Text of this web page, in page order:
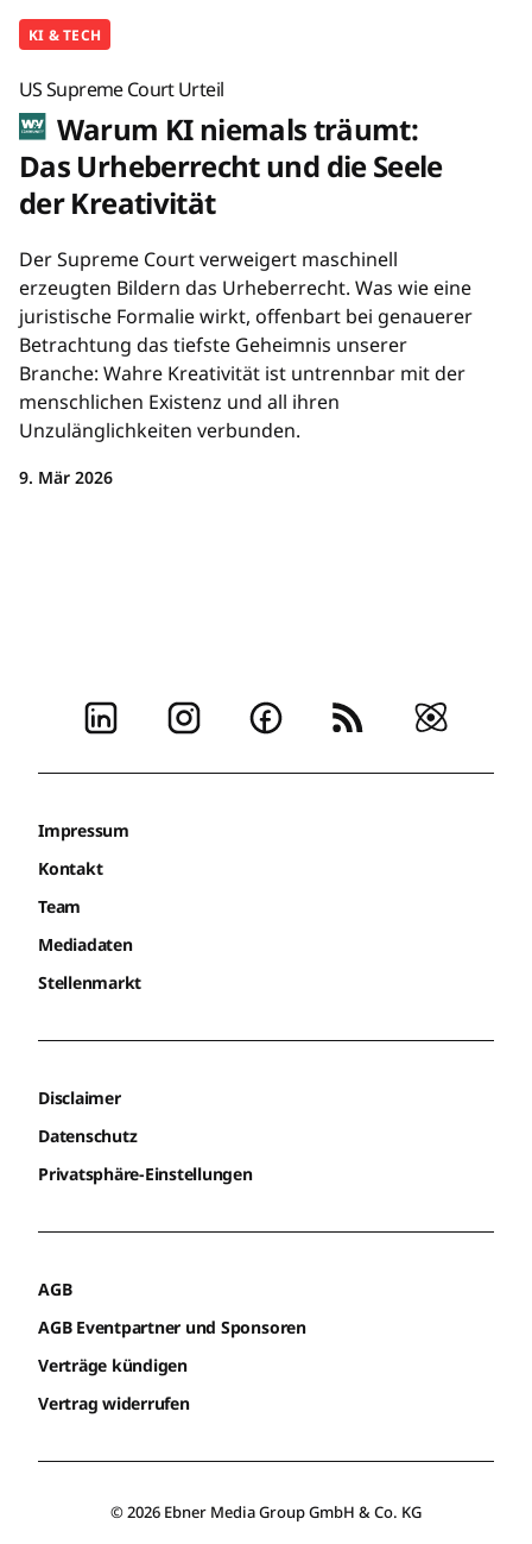
KI & TECH
US Supreme Court Urteil
Warum KI niemals träumt:
Das Urheberrecht und die Seele
der Kreativität
Der Supreme Court verweigert maschinell
erzeugten Bildern das Urheberrecht. Was wie eine
juristische Formalie wirkt, offenbart bei genauerer
Betrachtung das tiefste Geheimnis unserer
Branche: Wahre Kreativität ist untrennbar mit der
menschlichen Existenz und all ihren
Unzulänglichkeiten verbunden.
9. Mär 2026
Impressum
Kontakt
Team
Mediadaten
Stellenmarkt
Disclaimer
Datenschutz
Privatsphäre-Einstellungen
AGB
AGB Eventpartner und Sponsoren
Verträge kündigen
Vertrag widerrufen
© 2026 Ebner Media Group GmbH & Co. KG